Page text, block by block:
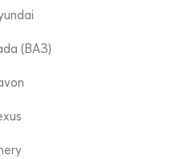
(ВАЗ)